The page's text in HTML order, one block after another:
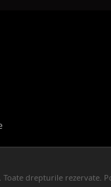
Toate drepturile rezervate.